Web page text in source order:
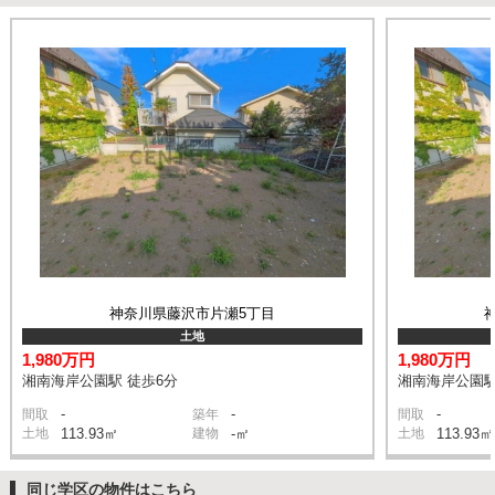
神奈川県藤沢市片瀬5丁目
土地
1,980万円
湘南海岸公園駅 徒歩6分
間取 - 築年 -
土地 113.93㎡ 建物 -㎡
1,980万円
湘南海岸公園
間取 -
土地 113.93㎡
同じ学区の物件はこちら